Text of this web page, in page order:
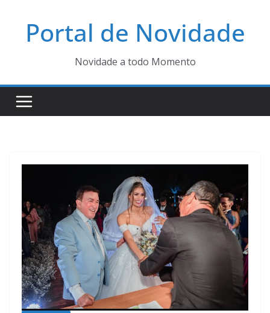
Portal de Novidade
Novidade a todo Momento